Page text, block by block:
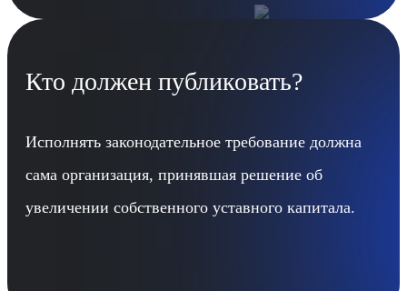
Кто должен публиковать?
Исполнять законодательное требование должна
сама организация, принявшая решение об
увеличении собственного уставного капитала.